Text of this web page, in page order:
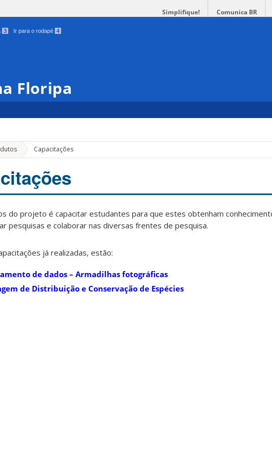
Simplifique! Comunica BR
3 Ir para o rodapé 4
Floripa
Capacitações
do projeto é capacitar estudantes para que estes obtenham
pesquisas e colaborar nas diversas frentes de pesquisa.
já realizadas, estão:
de dados – Armadilhas fotográficas
de Distribuição e Conservação de Espécies